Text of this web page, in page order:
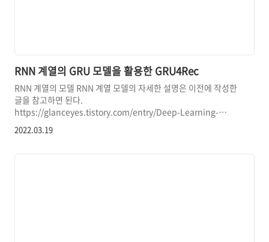
RNN 계열의 GRU 모델을 활용한 GRU4Rec
RNN 계열의 모델 RNN 계열 모델의 자세한 설명은 이전에 작성한
글을 참고하면 된다.
https://glanceyes.tistory.com/entry/Deep-Learning-
RNNRecurrent-Neural-Network?category=1050635 순차
데이터와 RNN(Recurrent Neural Network) 계열의 모델
2022.03.19